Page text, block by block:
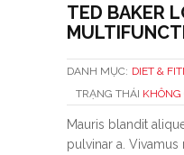
TED BAKER
DANH MỤC: DIET &
TRẠNG THÁI
Mauris blandit
pulvinar a.